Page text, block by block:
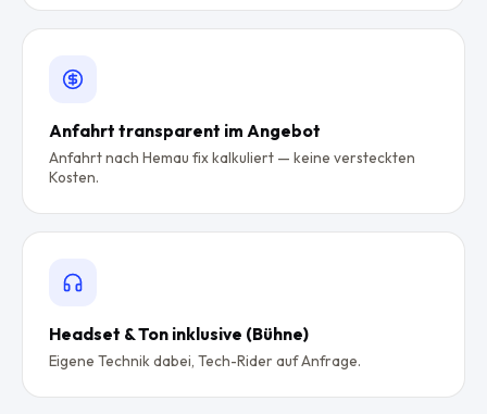
Anfahrt transparent im Angebot
Anfahrt nach Hemau fix kalkuliert — keine versteckten
Kosten.
Headset & Ton inklusive (Bühne)
Eigene Technik dabei, Tech-Rider auf Anfrage.